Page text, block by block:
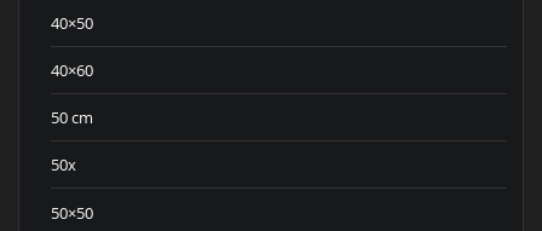
40×50
40×60
50 cm
50x
50×50